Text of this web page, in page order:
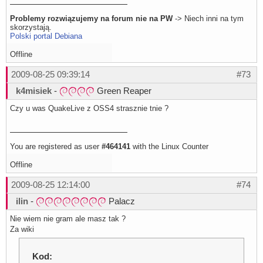
Problemy rozwiązujemy na forum nie na PW-> Niech inni na tym
skorzystają.
Polski portal Debiana
Offline
#73
2009-08-25 09:39:14
k4misiek - Green Reaper
Czy u was QuakeLive z OSS4 strasznie tnie ?
You are registered as user #464141 with the Linux Counter
Offline
#74
2009-08-25 12:14:00
ilin - Palacz
Nie wiem nie gram ale masz tak ?
Za wiki
Kod: